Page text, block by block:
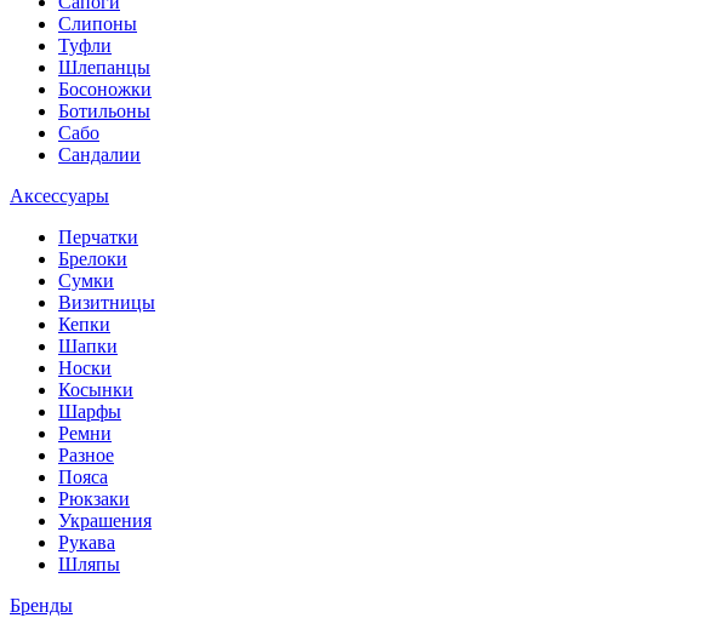
Слипоны
Туфли
Шлепанцы
Босоножки
Ботильоны
Сабо
Сандалии
Аксессуары
Перчатки
Брелоки
Сумки
Визитницы
Кепки
Шапки
Носки
Косынки
Шарфы
Ремни
Разное
Пояса
Рюкзаки
Украшения
Рукава
Шляпы
Бренды